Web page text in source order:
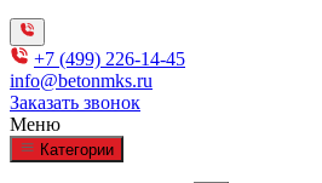
+7 (499) 226-14-45
info@betonmks.ru
Заказать звонок
Меню
Категории